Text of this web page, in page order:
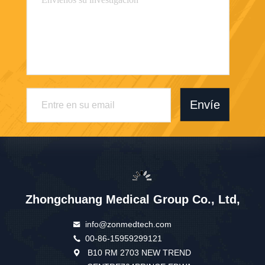
Envíe
Zhongchuang Medical Group Co., Ltd,
info@zonmedtech.com
00-86-15959299121
B10 RM 2703 NEW TREND